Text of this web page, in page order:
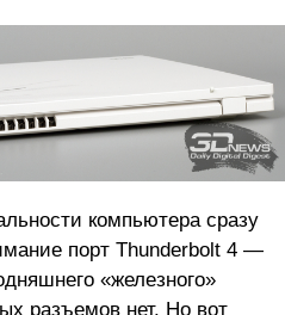
компьютера сразу
порт Thunderbolt 4 —
«железного»
разъемов нет. Но вот